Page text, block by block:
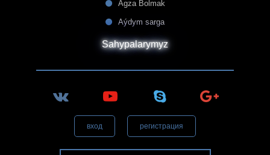
Agza Bolmak
Aýdym sarga
Sahypalarymyz
вход регистрация